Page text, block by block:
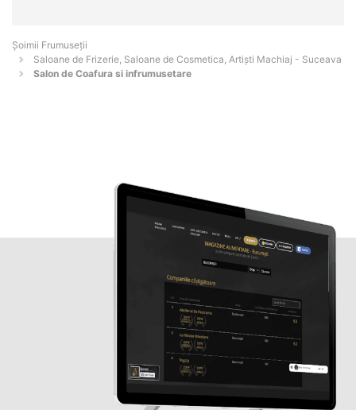
Șoimii Frumuseții
Saloane de Frizerie, Saloane de Cosmetica, Artiști Machiaj - Suceava
Salon de Coafura si infrumusetare